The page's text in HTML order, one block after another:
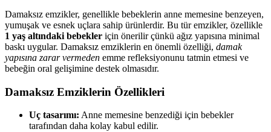
Damaksız emzikler, genellikle bebeklerin anne memesine benzeyen,
yumuşak ve esnek uçlara sahip ürünlerdir. Bu tür emzikler, özellikle
1 yaş altındaki bebekler için önerilir çünkü ağız yapısına minimal
baskı uygular. Damaksız emziklerin en önemli özelliği, damak
yapısına zarar vermeden emme refleksiyonunu tatmin etmesi ve
bebeğin oral gelişimine destek olmasıdır.
Damaksız Emziklerin Özellikleri
Uç tasarımı: Anne memesine benzediği için bebekler
tarafından daha kolay kabul edilir.